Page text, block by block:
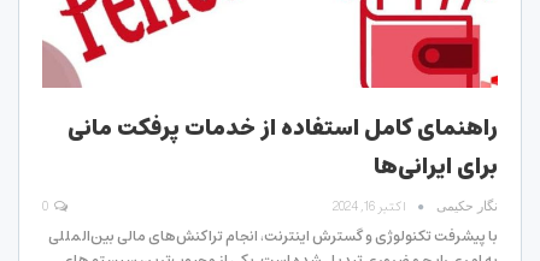
راهنمای کامل استفاده از خدمات پرفکت مانی
برای ایرانی‌ها
نگار حکیمی اکتبر 16, 2024
با پیشرفت تکنولوژی و گسترش اینترنت، انجام تراکنش‌های مالی بین‌المللی